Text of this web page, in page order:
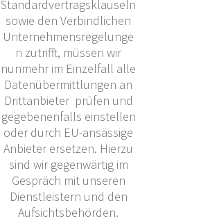
Standardvertragsklauseln
sowie den Verbindlichen
Unternehmensregelunge
n zutrifft, müssen wir
nunmehr im Einzelfall alle
Datenübermittlungen an
Drittanbieter prüfen und
gegebenenfalls einstellen
oder durch EU-ansässige
Anbieter ersetzen. Hierzu
sind wir gegenwärtig im
Gespräch mit unseren
Dienstleistern und den
Aufsichtsbehörden.